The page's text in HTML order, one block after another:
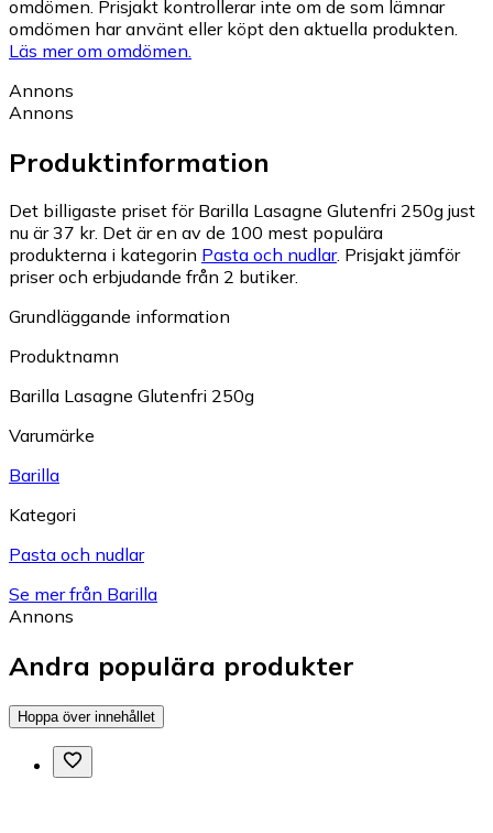
omdömen. Prisjakt kontrollerar inte om de som lämnar
omdömen har använt eller köpt den aktuella produkten.
Läs mer om omdömen.
Annons
Annons
Produktinformation
Det billigaste priset för Barilla Lasagne Glutenfri 250g just
nu är 37 kr. Det är en av de 100 mest populära
produkterna i kategorin Pasta och nudlar. Prisjakt jämför
priser och erbjudande från 2 butiker.
Grundläggande information
Produktnamn
Barilla Lasagne Glutenfri 250g
Varumärke
Barilla
Kategori
Pasta och nudlar
Se mer från Barilla
Annons
Andra populära produkter
Hoppa över innehållet